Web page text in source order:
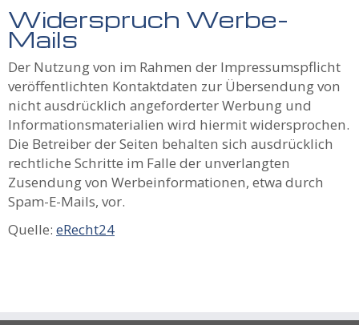
Widerspruch Werbe-
Mails
Der Nutzung von im Rahmen der Impressumspflicht
veröffentlichten Kontaktdaten zur Übersendung von
nicht ausdrücklich angeforderter Werbung und
Informationsmaterialien wird hiermit widersprochen.
Die Betreiber der Seiten behalten sich ausdrücklich
rechtliche Schritte im Falle der unverlangten
Zusendung von Werbeinformationen, etwa durch
Spam-E-Mails, vor.
Quelle: eRecht24